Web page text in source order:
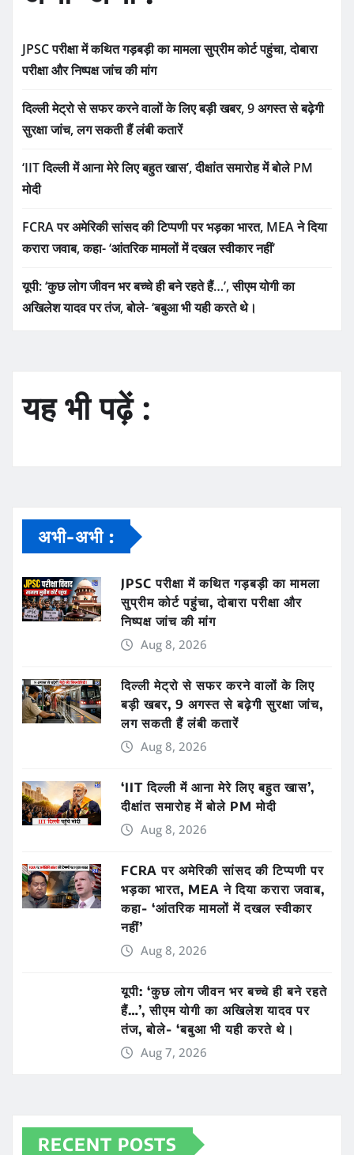
JPSC परीक्षा में कथित गड़बड़ी का मामला सुप्रीम कोर्ट पहुंचा, दोबारा
परीक्षा और निष्पक्ष जांच की मांग
दिल्ली मेट्रो से सफर करने वालों के लिए बड़ी खबर, 9 अगस्त से बढ़ेगी
सुरक्षा जांच, लग सकती हैं लंबी कतारें
‘IIT दिल्ली में आना मेरे लिए बहुत खास’, दीक्षांत समारोह में बोले PM
मोदी
FCRA पर अमेरिकी सांसद की टिप्पणी पर भड़का भारत, MEA ने दिया
करारा जवाब, कहा- ‘आंतरिक मामलों में दखल स्वीकार नहीं’
यूपी: ‘कुछ लोग जीवन भर बच्चे ही बने रहते हैं…’, सीएम योगी का
अखिलेश यादव पर तंज, बोले- ‘बबुआ भी यही करते थे।
यह भी पढ़ें :
अभी-अभी :
JPSC परीक्षा में कथित गड़बड़ी का मामला
सुप्रीम कोर्ट पहुंचा, दोबारा परीक्षा और
निष्पक्ष जांच की मांग
Aug 8, 2026
दिल्ली मेट्रो से सफर करने वालों के लिए
बड़ी खबर, 9 अगस्त से बढ़ेगी सुरक्षा जांच,
लग सकती हैं लंबी कतारें
Aug 8, 2026
‘IIT दिल्ली में आना मेरे लिए बहुत खास’,
दीक्षांत समारोह में बोले PM मोदी
Aug 8, 2026
FCRA पर अमेरिकी सांसद की टिप्पणी पर
भड़का भारत, MEA ने दिया करारा जवाब,
कहा- ‘आंतरिक मामलों में दखल स्वीकार
नहीं’
Aug 8, 2026
यूपी: ‘कुछ लोग जीवन भर बच्चे ही बने रहते
हैं…’, सीएम योगी का अखिलेश यादव पर
तंज, बोले- ‘बबुआ भी यही करते थे।
Aug 7, 2026
RECENT POSTS